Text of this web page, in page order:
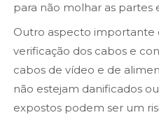
para não molhar as partes
Outro aspecto importante
verificação dos cabos e
cabos de vídeo e de
não estejam danificados
expostos podem ser um